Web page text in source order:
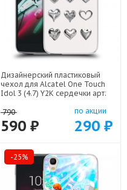
Дизайнерский пластиковый
чехол для Alcatel One Touch
Idol 3 (4.7) Y2K сердечки арт:
790
590 ₽
по акции
290 ₽
-25%